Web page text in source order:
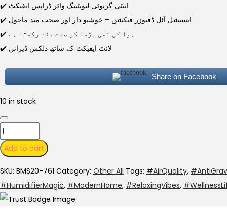
✔️ اینٹی گریوٹی لیویٹینگ واٹر ڈراپس ایفیکٹ
✔️ ایسنشل آئل ڈفیوزر فنکشن – خوشبو دار اور صحت مند ماحول
✔️ ہوا کی نمی بڑھا کر صحت مند رکھتا ہے
✔️ لائٹ ایفیکٹ کے ساتھ دلکش ڈیزائن
Share on Facebook
10 in stock
Add to cart
SKU: BMS20-761 Category: Other All Tags: #AirQuality,
#HumidifierMagic, #ModernHome, #RelaxingVibes,